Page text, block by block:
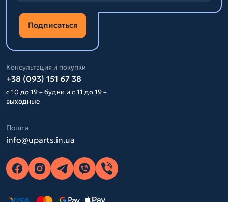
Подписаться
Консультация и покупки
+38 (093) 151 67 38
с 10 до 19 – будни и с 11 до 19 –
выходные
Пошта
info@uparts.in.ua